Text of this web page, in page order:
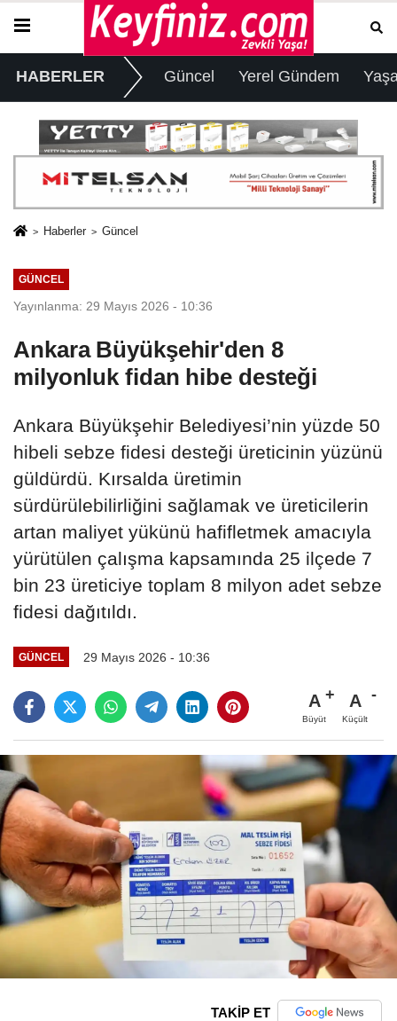
HABERLER Güncel Yerel Gündem
Haberler Güncel
GÜNCEL
Yayınlanma: 29 Mayıs 2026 - 10:36
Ankara Büyükşehir'den 8
milyonluk fidan hibe desteği
Ankara Büyükşehir Belediyesi’nin yüzde 50
hibeli sebze fidesi desteği üreticinin yüzünü
güldürdü. Kırsalda üretimin
sürdürülebilirliğini sağlamak ve üreticilerin
artan maliyet yükünü hafifletmek amacıyla
yürütülen çalışma kapsamında 25 ilçede 7
bin 23 üreticiye toplam 8 milyon adet sebze
fidesi dağıtıldı.
GÜNCEL 29 Mayıs 2026 - 10:36
A
Büyüt
A
Küçült
TAKİP ET